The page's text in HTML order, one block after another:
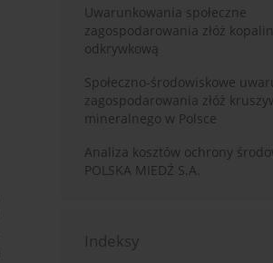
Uwarunkowania społeczne
zagospodarowania złóż
odkrywkową
Społeczno-środowiskowe
zagospodarowania złóż
mineralnego w Polsce
Analiza kosztów ochrony
POLSKA MIEDŹ S.A.
Indeksy